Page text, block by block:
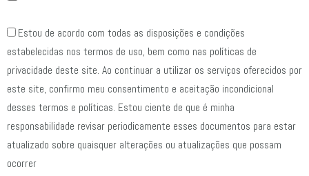
Estou de acordo com todas as disposições e condições
estabelecidas nos termos de uso, bem como nas políticas de
privacidade deste site. Ao continuar a utilizar os serviços oferecidos por
este site, confirmo meu consentimento e aceitação incondicional
desses termos e políticas. Estou ciente de que é minha
responsabilidade revisar periodicamente esses documentos para estar
atualizado sobre quaisquer alterações ou atualizações que possam
ocorrer